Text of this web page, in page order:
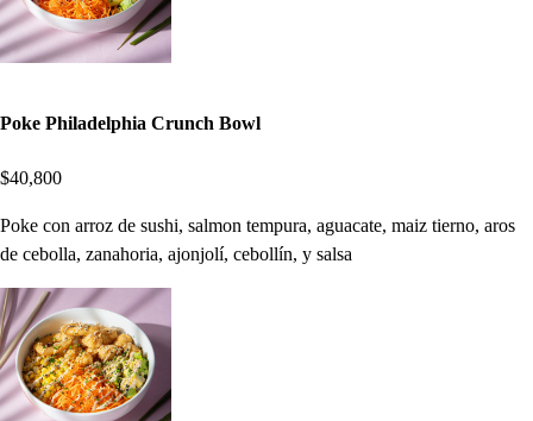
Poke Philadelphia Crunch Bowl
$40,800
Poke con arroz de sushi, salmon tempura, aguacate, maiz tierno, aros
de cebolla, zanahoria, ajonjolí, cebollín, y salsa